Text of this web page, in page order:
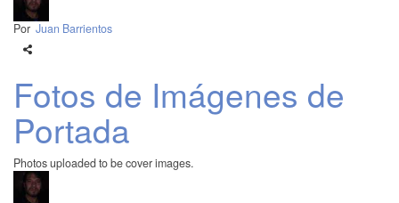
Por Juan Barrientos
Fotos de Imágenes de
Portada
Photos uploaded to be cover images.